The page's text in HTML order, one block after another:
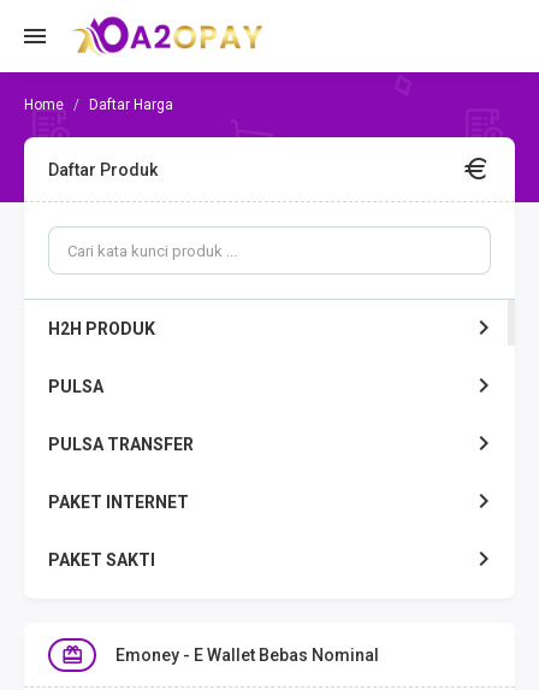
Daftar Harga
Daftar Produk
H2H PRODUK
PULSA
PULSA TRANSFER
PAKET INTERNET
PAKET SAKTI
EMONEY
Emoney - E Wallet Bebas Nominal